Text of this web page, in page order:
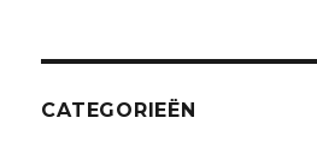
CATEGORIEËN